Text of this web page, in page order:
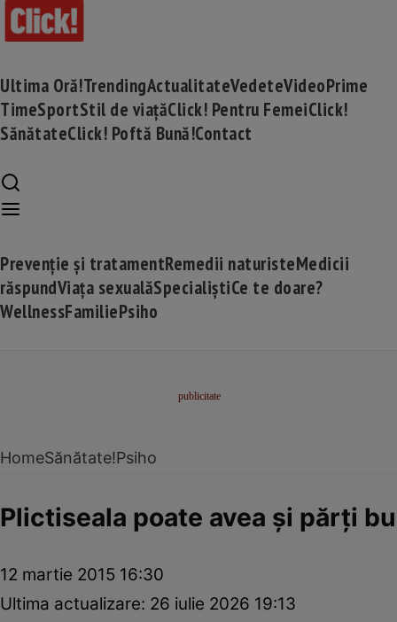
Ultima Oră!TrendingActualitateVedeteVideoPrime
TimeSportStil de viațăClick! Pentru FemeiClick!
SănătateClick! Poftă Bună!Contact
Prevenție și tratamentRemedii naturisteMedicii
răspundViața sexualăSpecialiștiCe te doare?
WellnessFamiliePsiho
HomeSănătate!Psiho
Plictiseala poate avea şi părţi
12 martie 2015 16:30
Ultima actualizare: 26 iulie 2026 19:13